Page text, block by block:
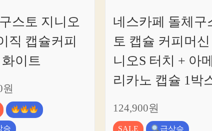
스토 지니오
직 캡슐커피
이트
승
네스카페 돌체구
토 캡슐 커피머신
니오S 터치 + 아메
리카노 캡슐 1박
124,900원
SALE 급상승